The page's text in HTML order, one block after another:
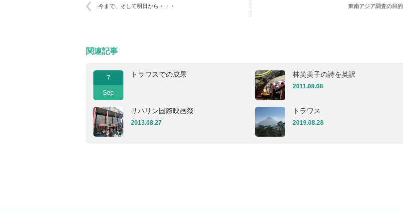
今まで、そして明日から・・・ 東南アジア調査の目的
関連記事
7
Sep
トラワスでの成果 林芙美子の詩を英訳
2011.08.08
サハリン国際映画祭
2013.08.27
トラワス
2019.08.28